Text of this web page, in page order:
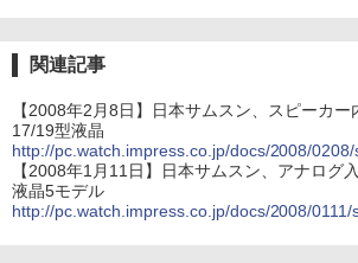
関連記事
【2008年2月8日】日本サムスン、スピーカ
17/19型液晶
http://pc.watch.impress.co.jp/docs/2008/
【2008年1月11日】日本サムスン、アナログ
液晶5モデル
http://pc.watch.impress.co.jp/docs/2008/0111/